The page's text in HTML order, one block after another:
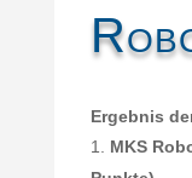
Ergebnis
MKS